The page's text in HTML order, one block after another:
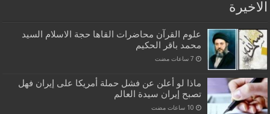
الاخيرة
علوم القرآن محاضرات القاها حجة الاسلام السيد
محمد باقر الحكيم
ماذا لو أعلن عن فشل حملة أمريكا على إيران فهل
تصبح إيران سيدة العالم